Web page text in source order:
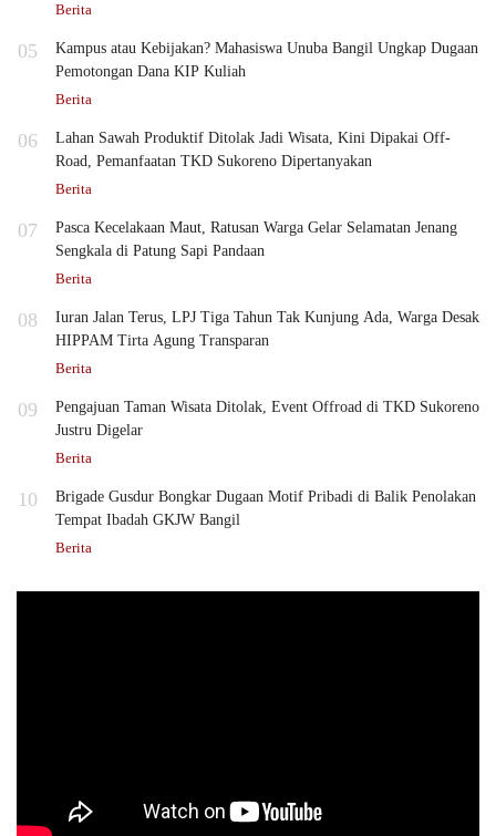
Berita
05
Kampus atau Kebijakan? Mahasiswa Unuba Bangil Ungkap Dugaan
Pemotongan Dana KIP Kuliah
Berita
06
Lahan Sawah Produktif Ditolak Jadi Wisata, Kini Dipakai Off-
Road, Pemanfaatan TKD Sukoreno Dipertanyakan
Berita
07
Pasca Kecelakaan Maut, Ratusan Warga Gelar Selamatan Jenang
Sengkala di Patung Sapi Pandaan
Berita
08
Iuran Jalan Terus, LPJ Tiga Tahun Tak Kunjung Ada, Warga Desak
HIPPAM Tirta Agung Transparan
Berita
09
Pengajuan Taman Wisata Ditolak, Event Offroad di TKD Sukoreno
Justru Digelar
Berita
10
Brigade Gusdur Bongkar Dugaan Motif Pribadi di Balik Penolakan
Tempat Ibadah GKJW Bangil
Berita